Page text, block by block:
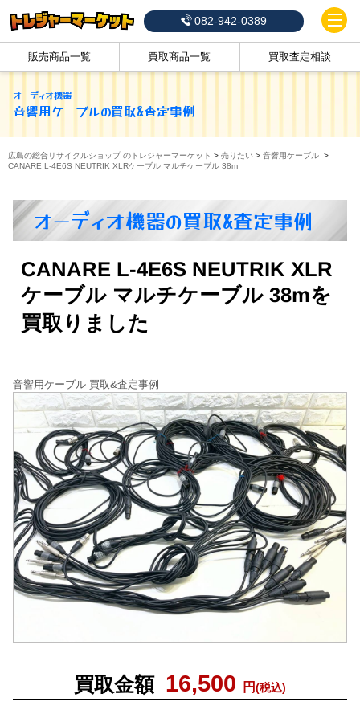
082-942-0389
販売商品一覧 買取商品一覧 買取査定相談
オーディオ機器
音響用ケーブルの買取&査定事例
広島の総合リサイクルショップ のトレジャーマーケット > 売りたい > 音響用ケーブル >
CANARE L-4E6S NEUTRIK XLRケーブル マルチケーブル 38m
オーディオ機器の買取&査定事例
CANARE L-4E6S NEUTRIK XLR
ケーブル マルチケーブル 38mを
買取りました
買取金額 16,500 円(税込)
音響用ケーブル 買取&査定事例